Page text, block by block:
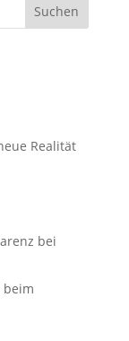
Suchen
Realität
bei
beim